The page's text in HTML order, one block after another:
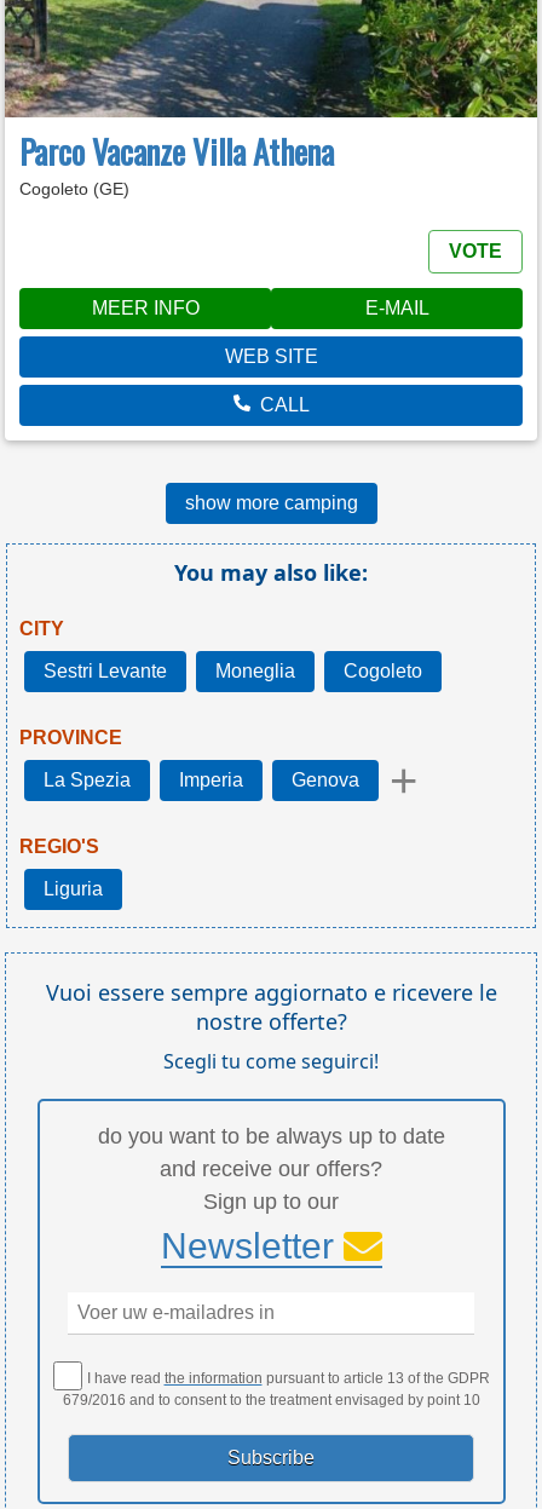
Parco Vacanze Villa Athena
Cogoleto (GE)
VOTE
MEER INFO E-MAIL
WEB SITE
CALL
show more camping
You may also like:
CITY
Sestri Levante Moneglia Cogoleto
PROVINCE
La Spezia Imperia Genova +
REGIO'S
Liguria
Vuoi essere sempre aggiornato e ricevere le
nostre offerte?
Scegli tu come seguirci!
do you want to be always up to date
and receive our offers?
Sign up to our
Newsletter
I have read the information pursuant to article 13 of the GDPR
679/2016 and to consent to the treatment envisaged by point 10